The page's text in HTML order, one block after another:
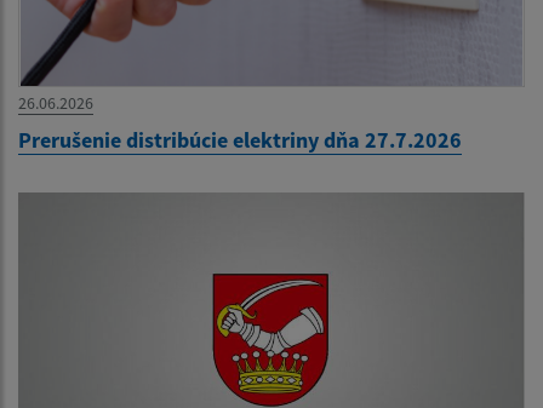
26.06.2026
Prerušenie distribúcie elektriny dňa 27.7.2026